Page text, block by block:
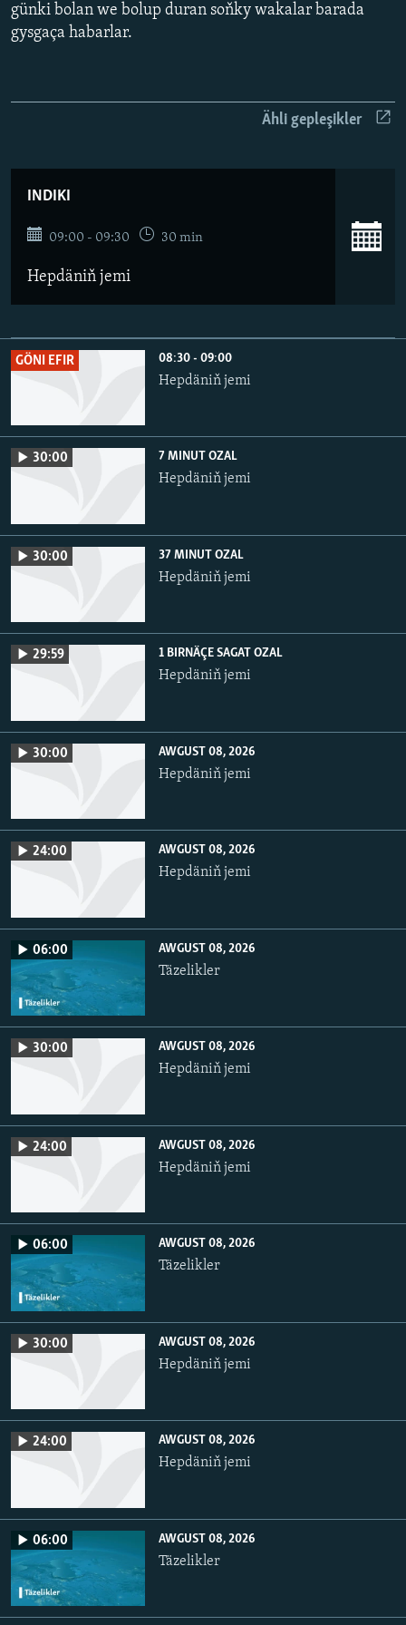
günki bolan we bolup duran soňky wakalar barada
gysgaça habarlar.
Ähli gepleşikler
INDIKI
09:00 - 09:30 30 min
Hepdäniň jemi
GÖNI EFIR 08:30 - 09:00
Hepdäniň jemi
30:00 7 MINUT OZAL
Hepdäniň jemi
30:00 37 MINUT OZAL
Hepdäniň jemi
29:59 1 BIRNÄÇE SAGAT OZAL
Hepdäniň jemi
30:00 AWGUST 08, 2026
Hepdäniň jemi
24:00 AWGUST 08, 2026
Hepdäniň jemi
06:00 AWGUST 08, 2026
Täzelikler
30:00 AWGUST 08, 2026
Hepdäniň jemi
24:00 AWGUST 08, 2026
Hepdäniň jemi
06:00 AWGUST 08, 2026
Täzelikler
30:00 AWGUST 08, 2026
Hepdäniň jemi
24:00 AWGUST 08, 2026
Hepdäniň jemi
06:00 AWGUST 08, 2026
Täzelikler